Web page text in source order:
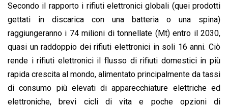
k
p
n
k
Secondo il rapporto i rifiuti elettronici globali (quei prodotti
gettati in discarica con una batteria o una spina)
raggiungeranno i 74 milioni di tonnellate (Mt) entro il 2030,
quasi un raddoppio dei rifiuti elettronici in soli 16 anni. Ciò
rende i rifiuti elettronici il flusso di rifiuti domestici in più
rapida crescita al mondo, alimentato principalmente da tassi
di consumo più elevati di apparecchiature elettriche ed
elettroniche, brevi cicli di vita e poche opzioni di